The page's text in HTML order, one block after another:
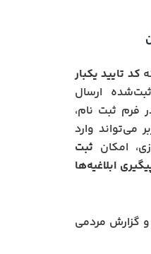
کد تایید یکبار
ارسال
فرم ثبت نام،
می‌تواند وارد
امکان ثبت
ابلاغیه‌ها
گزارش مردمی